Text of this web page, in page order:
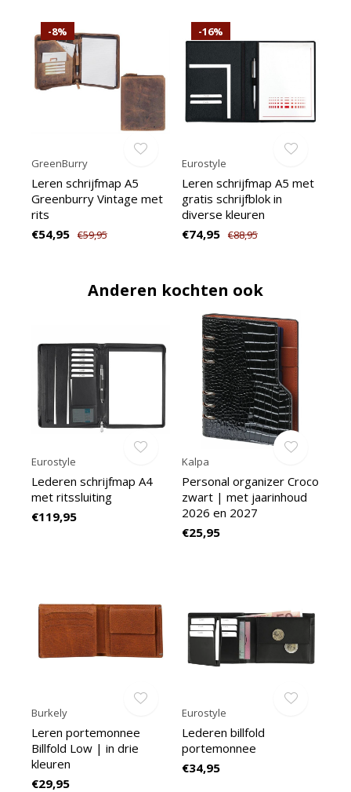
-8%
GreenBurry
Leren schrijfmap A5
Greenburry Vintage met
rits
€54,95 €59,95
-16%
Eurostyle
Leren schrijfmap A5 met
gratis schrijfblok in
diverse kleuren
€74,95 €88,95
Anderen kochten ook
Eurostyle
Lederen schrijfmap A4
met ritssluiting
€119,95
Kalpa
Personal organizer Croco
zwart | met jaarinhoud
2026 en 2027
€25,95
Burkely
Leren portemonnee
Billfold Low | in drie
kleuren
€29,95
Eurostyle
Lederen billfold
portemonnee
€34,95